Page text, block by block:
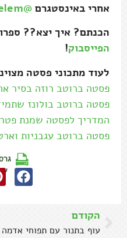
אחרי באינסטגרם @oztelem
הכנתם? איך יצא??
הפייסבוק!
לעוד מתכוני פסטה
פסטה ברוטב רוזה בסיר
פסטה ברוטב בולונז
המדריך לפסטה שמנת
פסטה ברוטב עגבניות
הקודם
עוף בתנור עם תפוחי אדמה